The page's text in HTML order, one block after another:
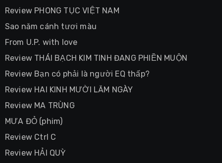
Review PHONG TỤC VIỆT NAM
Sao năm cánh tươi màu
From U.P. with love
Review THÁI BẠCH KIM TINH ĐANG PHIỀN MUỘN
Review Bạn có phải là người EQ thấp?
Review HAI KINH MƯỜI LĂM NGÀY
Review MA TRÙNG
MƯA ĐỎ (phim)
Review Ctrl C
Review HẢI QUỲ